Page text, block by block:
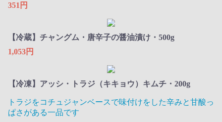
351円
【冷蔵】チャングム・唐辛子の醤油漬け・500g
1,053円
【冷凍】アッシ・トラジ（キキョウ）キムチ・200g
トラジをコチュジャンベースで味付けをした辛みと甘酸っ
ぱさがある一品です